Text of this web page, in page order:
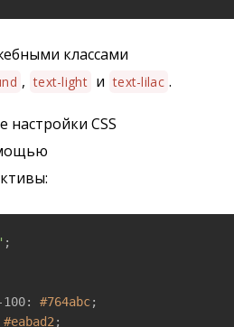
классами
, text-light и text-lilac .
настройки CSS
;
100: #764abc;
#eabad2;